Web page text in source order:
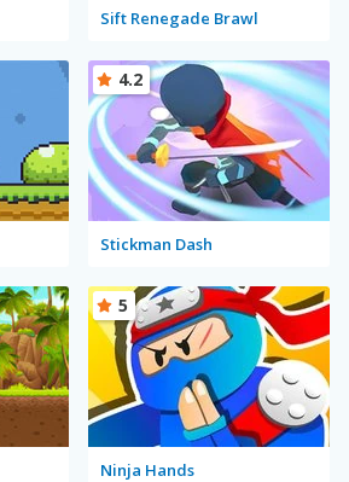
Sift Renegade Brawl
Stickman Dash
4.2
Ninja Hands
5